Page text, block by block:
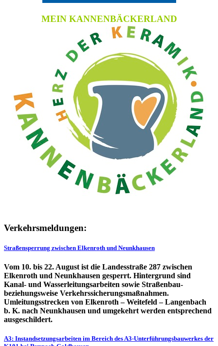
MEIN KANNENBÄCKERLAND
Verkehrsmeldungen:
Straßensperrung zwischen Elkenroth und Neunkhausen
Vom 10. bis 22. August ist die Landesstraße 287 zwischen
Elkenroth und Neunkhausen gesperrt. Hintergrund sind
Kanal- und Wasserleitungsarbeiten sowie Straßenbau-
beziehungsweise Verkehrssicherungsmaßnahmen.
Umleitungsstrecken von Elkenroth – Weitefeld – Langenbach
b. K. nach Neunkhausen und umgekehrt werden entsprechend
ausgeschildert.
A3: Instandsetzungsarbeiten im Bereich des A3-Unterführungsbauwerkes der